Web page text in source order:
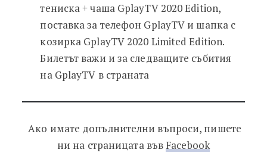
тениска + чаша GplayTV 2020 Edition,
поставка за телефон GplayTV и шапка с
козирка GplayTV 2020 Limited Edition.
Билетът важи и за следващите събития
на GplayTV в страната
Ако имате допълнителни въпроси, пишете
ни на страницата във Facebook